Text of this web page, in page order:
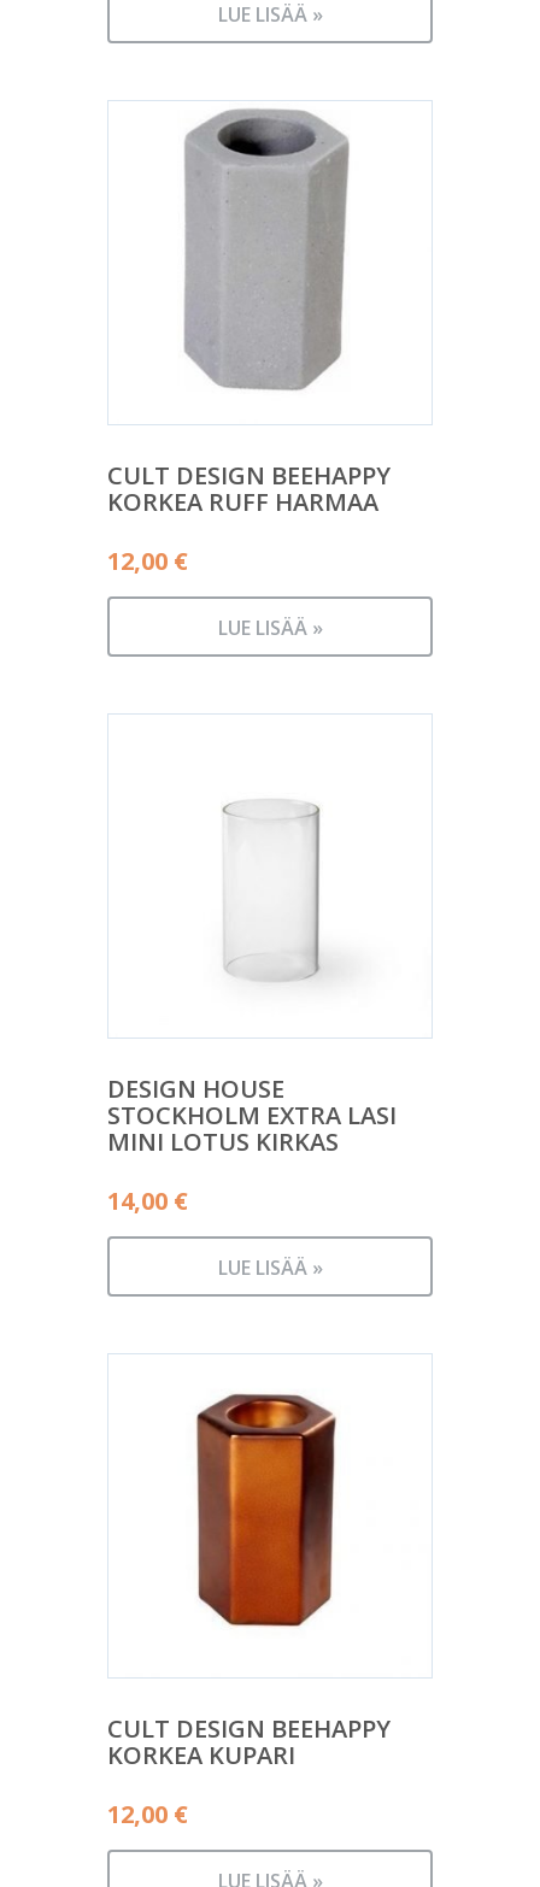
LUE LISÄÄ »
CULT DESIGN BEEHAPPY
KORKEA RUFF HARMAA
12,00 €
LUE LISÄÄ »
DESIGN HOUSE
STOCKHOLM EXTRA LASI
MINI LOTUS KIRKAS
14,00 €
LUE LISÄÄ »
CULT DESIGN BEEHAPPY
KORKEA KUPARI
12,00 €
LUE LISÄÄ »